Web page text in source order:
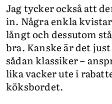
Jag tycker också att
in. Några enkla
långt och dessutom
bra. Kanske är det
sådan klassiker –
lika vacker ute i
köksbordet.